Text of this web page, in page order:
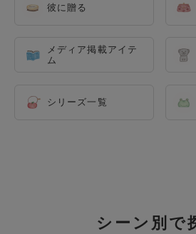
彼に贈る
メディア掲載アイテ
ム
シリーズ一覧
シーン別で